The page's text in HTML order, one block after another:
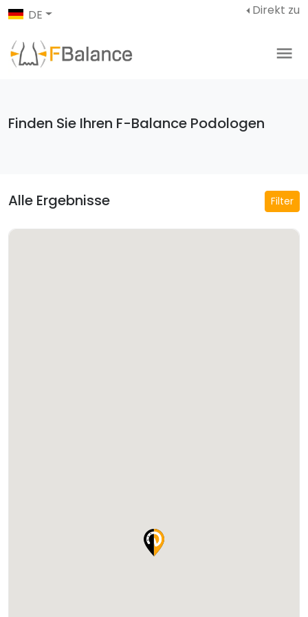
DE Direkt zu
Finden Sie Ihren F-Balance Podologen
Alle Ergebnisse Filter